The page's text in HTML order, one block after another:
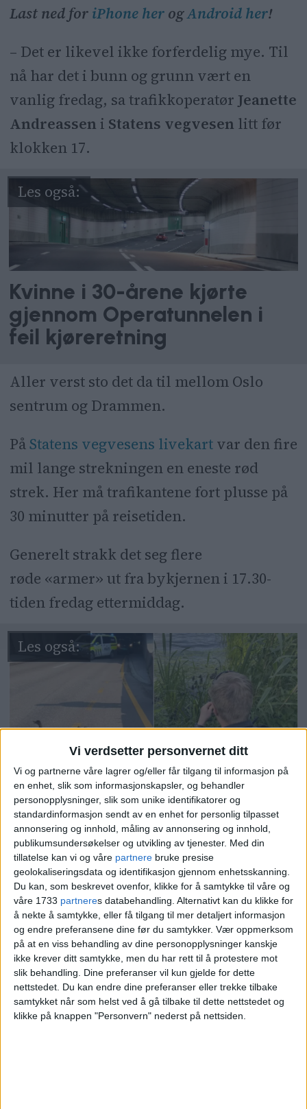
Vi verdsetter personvernet ditt
Vi og partnerne våre lagrer og/eller får tilgang til informasjon på
en enhet, slik som informasjonskapsler, og behandler
personopplysninger, slik som unike identifikatorer og
standardinformasjon sendt av en enhet for personlig tilpasset
annonsering og innhold, måling av annonsering og innhold,
publikumsundersøkelser og utvikling av tjenester. Med din
tillatelse kan vi og våre partnere bruke presise
geolokaliseringsdata og identifikasjon gjennom enhetsskanning.
Du kan, som beskrevet ovenfor, klikke for å samtykke til våre og
våre 1733 partneres databehandling. Alternativt kan du klikke for
å nekte å samtykke, eller få tilgang til mer detaljert informasjon
og endre preferansene dine før du samtykker. Vær oppmerksom
på at en viss behandling av dine personopplysninger kanskje
ikke krever ditt samtykke, men du har rett til å protestere mot
slik behandling. Dine preferanser vil kun gjelde for dette
nettstedet. Du kan endre dine preferanser eller trekke tilbake
samtykket når som helst ved å gå tilbake til dette nettstedet og
klikke på knappen "Personvern" nederst på nettsiden.
Last ned for iPhone herogAndroid her!
– Det er likevel ikke forferdelig mye. Til
nå har det i bunn og grunn vært en
vanlig fredag, sa trafikkoperatør Jeanette
Andreassen i Statens vegvesen litt før
klokken 17.
Kvinne i 30-årene kjørte
gjennom Operatunnelen i
feil kjøreretning
Aller verst sto det da til mellom Oslo
sentrum og Drammen.
PåStatens vegvesens livekartvar den fire
mil lange strekningen en eneste rød
strek. Her må trafikantene fort plusse på
30 minutter på reisetiden.
Generelt strakk det seg flere
røde «armer» ut fra bykjernen i 17.30-
tiden fredag ettermiddag.
Slik så det ut da
andefamilien fikk
politieskorte i morgenrushet
– Kommer til å være
slik
– På E18 og Drammensveien er det kø
fram til Sandvika, og sånn kommer det
nok til å være noen timer fremover. I